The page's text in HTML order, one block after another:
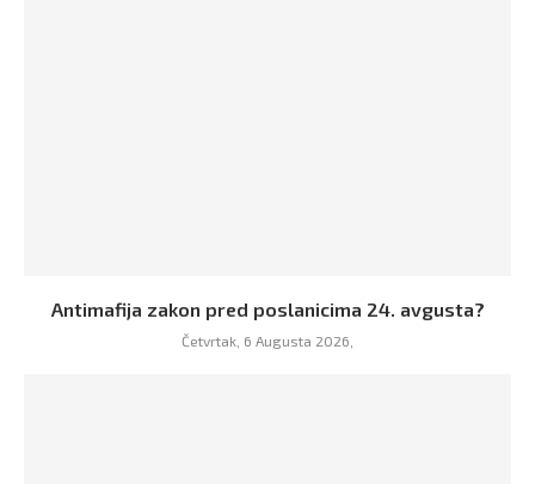
Antimafija zakon pred poslanicima 24. avgusta?
Četvrtak, 6 Augusta 2026,